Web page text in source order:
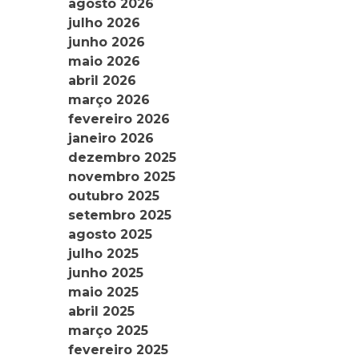
agosto 2026
julho 2026
junho 2026
maio 2026
abril 2026
março 2026
fevereiro 2026
janeiro 2026
dezembro 2025
novembro 2025
outubro 2025
setembro 2025
agosto 2025
julho 2025
junho 2025
maio 2025
abril 2025
março 2025
fevereiro 2025